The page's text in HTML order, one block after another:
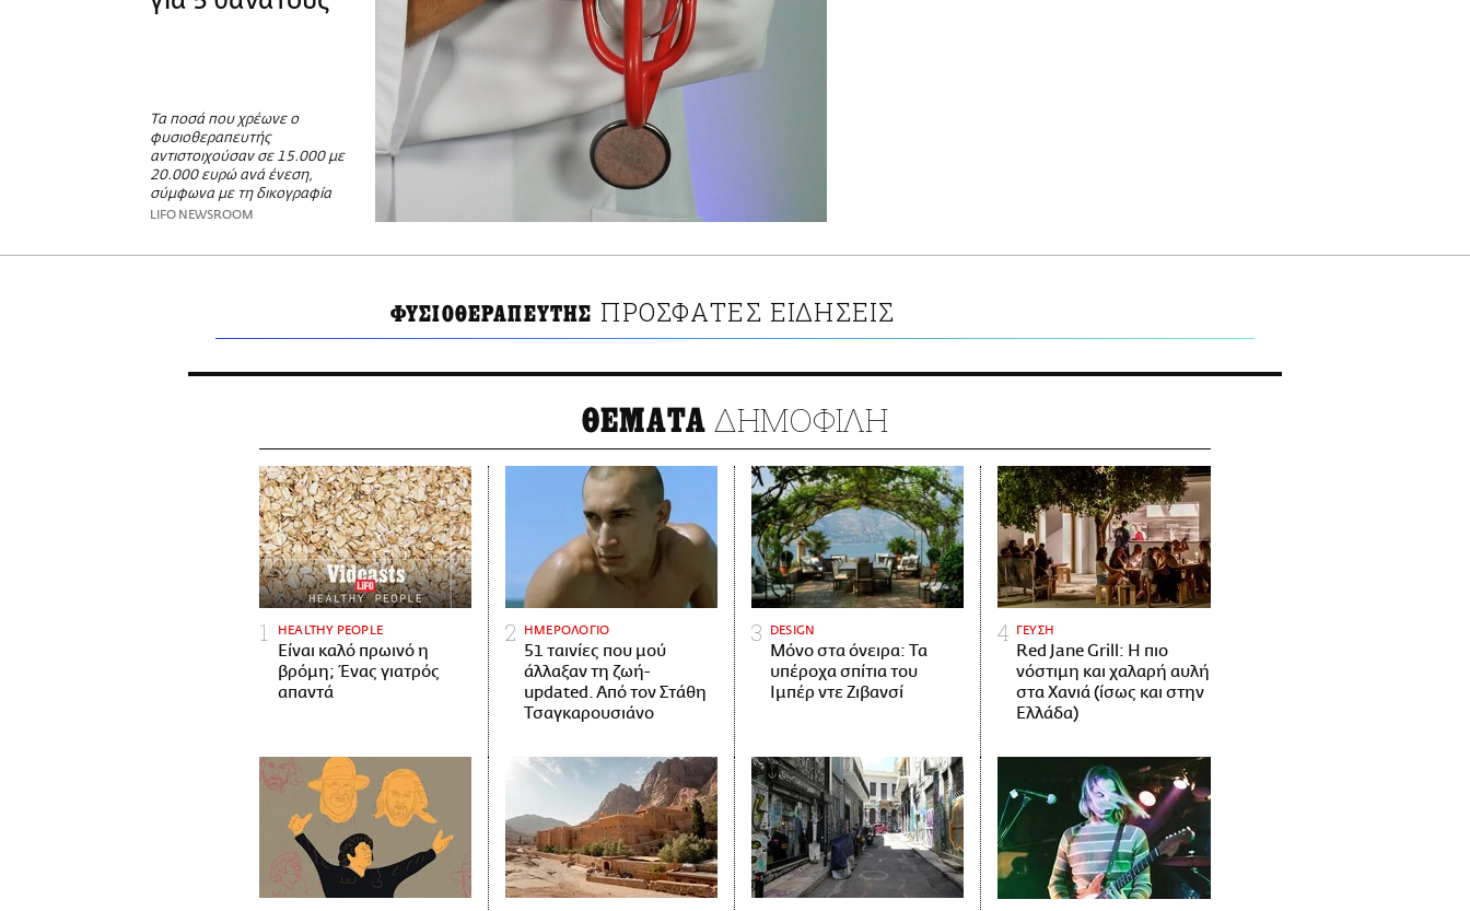
Τα ποσά που χρέωνε ο
φυσιοθεραπευτής
αντιστοιχούσαν σε 15.000 με
20.000 ευρώ ανά ένεση,
σύμφωνα με τη δικογραφία
LIFO NEWSROOM
ΦΥΣΙΟΘΕΡΑΠΕΥΤΗΣ ΠΡΟΣΦΑΤΕΣ ΕΙΔΗΣΕΙΣ
ΘΕΜΑΤΑ ΔΗΜΟΦΙΛΗ
HEALTHY PEOPLE
Είναι καλό πρωινό η
βρόμη; Ένας γιατρός
απαντά
ΗΜΕΡΟΛΟΓΙΟ
51 ταινίες που μού
άλλαξαν τη ζωή-
updated. Aπό τον Στάθη
Τσαγκαρουσιάνο
DESIGN
Μόνο στα όνειρα: Τα
υπέροχα σπίτια του
Ιμπέρ ντε Ζιβανσί
ΓΕΥΣΗ
Red Jane Grill: Η πιο
νόστιμη και χαλαρή αυλή
στα Χανιά (ίσως και στην
Ελλάδα)